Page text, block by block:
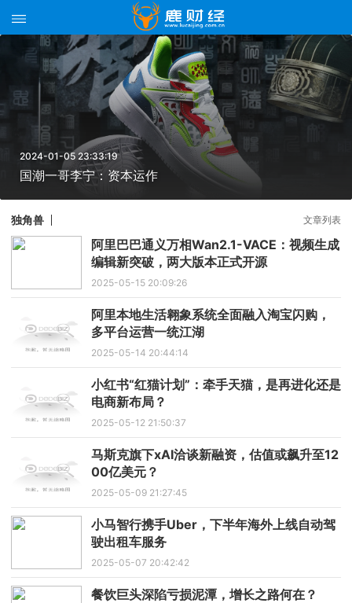
2024-01-05 23:33:19
国潮一哥李宁：资本运作
独角兽 文章列表
阿里巴巴通义万相Wan2.1-VACE：视频生成
编辑新突破，两大版本正式开源
2025-05-15 20:09:26
阿里本地生活翱象系统全面融入淘宝闪购，
多平台运营一统江湖
2025-05-14 20:44:14
小红书“红猫计划”：牵手天猫，是再进化还是
电商新布局？
2025-05-12 21:50:37
马斯克旗下xAI洽谈新融资，估值或飙升至12
00亿美元？
2025-05-09 21:27:45
小马智行携手Uber，下半年海外上线自动驾
驶出租车服务
2025-05-07 20:42:42
餐饮巨头深陷亏损泥潭，增长之路何在？